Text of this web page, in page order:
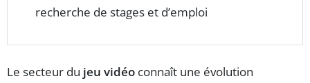
recherche de stages et d’emploi
Le secteur du jeu vidéo connaît une évolution